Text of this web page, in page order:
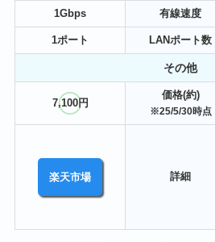
1Gbps 有線速度
1ポート LANポート数
その他
7,100円
価格(約)
※25/5/30時点
楽天市場 詳細